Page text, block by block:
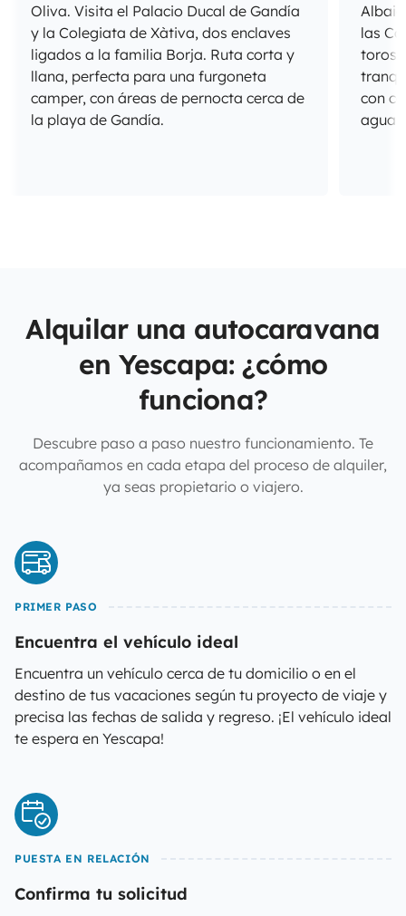
Oliva. Visita el Palacio Ducal de Gandía
y la Colegiata de Xàtiva, dos enclaves
ligados a la familia Borja. Ruta corta y
llana, perfecta para una furgoneta
camper, con áreas de pernocta cerca de
la playa de Gandía.
las
toros
con
agua
Alquilar una autocaravana
en Yescapa: ¿cómo
funciona?
Descubre paso a paso nuestro funcionamiento. Te
acompañamos en cada etapa del proceso de alquiler,
ya seas propietario o viajero.
PRIMER PASO
Encuentra el vehículo ideal
Encuentra un vehículo cerca de tu domicilio o en el
destino de tus vacaciones según tu proyecto de viaje y
precisa las fechas de salida y regreso. ¡El vehículo ideal
te espera en Yescapa!
PUESTA EN RELACIÓN
Confirma tu solicitud